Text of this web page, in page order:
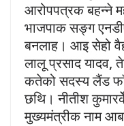
आरोपपत्रक बहन्ने
भाजपाक सङ्ग
बनलाह। आइ सेहो
लालू प्रसाद यादव,
कतेको सदस्य लैंड
छथि। नीतीश
मुख्यमंत्रीक नाम